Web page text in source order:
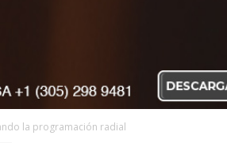
la programación radial